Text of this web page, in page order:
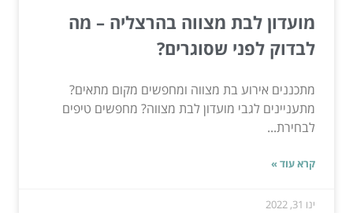
מועדון לבת מצווה בהרצליה – מה
לבדוק לפני שסוגרים?
מתכננים אירוע בת מצווה ומחפשים מקום מתאים?
מתעניינים לגבי מועדון לבת מצווה? מחפשים טיפים
לבחירת...
קרא עוד »
ינו 31, 2022